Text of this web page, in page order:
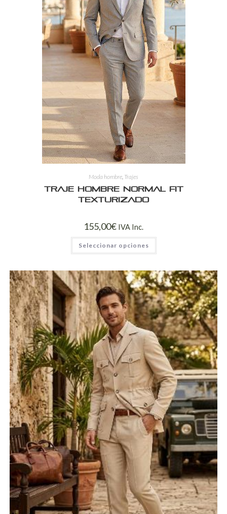
Moda hombre Trajes
Traje Hombre Normal Fit
Texturizado
155,00€ IVA Inc.
Seleccionar opciones